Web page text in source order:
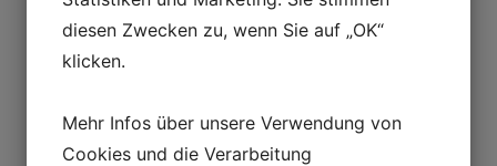
diesen Zwecken zu, wenn Sie auf „OK“
klicken.
Mehr Infos über unsere Verwendung von
Cookies und die Verarbeitung